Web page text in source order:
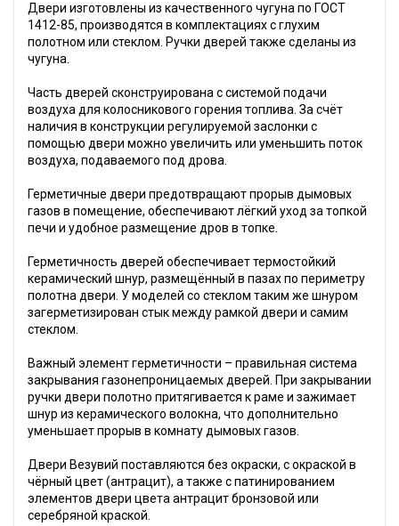
Двери изготовлены из качественного чугуна по ГОСТ
1412-85, производятся в комплектациях с глухим
полотном или стеклом. Ручки дверей также сделаны из
чугуна.
Часть дверей сконструирована с системой подачи
воздуха для колосникового горения топлива. За счёт
наличия в конструкции регулируемой заслонки с
помощью двери можно увеличить или уменьшить поток
воздуха, подаваемого под дрова.
Герметичные двери предотвращают прорыв дымовых
газов в помещение, обеспечивают лёгкий уход за топкой
печи и удобное размещение дров в топке.
Герметичность дверей обеспечивает термостойкий
керамический шнур, размещённый в пазах по периметру
полотна двери. У моделей со стеклом таким же шнуром
загерметизирован стык между рамкой двери и самим
стеклом.
Важный элемент герметичности – правильная система
закрывания газонепроницаемых дверей. При закрывании
ручки двери полотно притягивается к раме и зажимает
шнур из керамического волокна, что дополнительно
уменьшает прорыв в комнату дымовых газов.
Двери Везувий поставляются без окраски, с окраской в
чёрный цвет (антрацит), а также с патинированием
элементов двери цвета антрацит бронзовой или
серебряной краской.